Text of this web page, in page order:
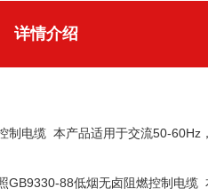
详情介绍
制电缆 本产品适用于交流50-60Hz
GB9330-88低烟无卤阻燃控制电缆